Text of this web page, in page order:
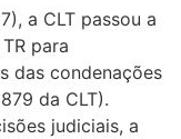
a CLT passou a
para
das condenações
da CLT).
judiciais, a